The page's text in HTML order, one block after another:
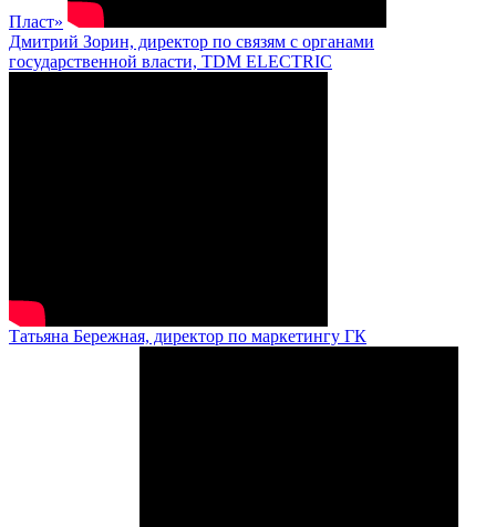
Пласт»
Дмитрий Зорин, директор по связям с органами
государственной власти, TDM ELECTRIC
Татьяна Бережная, директор по маркетингу ГК